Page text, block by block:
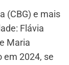
(CBG) e mais
Flávia
Maria
em 2024, se